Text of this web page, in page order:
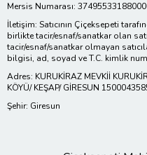
Mersis Numarası:
İletişim: Satıcının Çiçeksepeti
birlikte tacir/esnaf/sanatkar olan
tacir/esnaf/sanatkar olmayan
bilgisi, ad, soyad ve T.C. kimlik
Adres: KURUKİRAZ MEVKİİ
KÖYÜ/ KEŞAP/ GİRESUN
Şehir: Giresun